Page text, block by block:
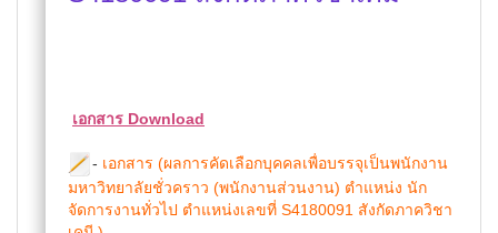
เอกสาร Download
- เอกสาร (ผลการคัดเลือกบุคคลเพื่อบรรจุเป็นพนักงาน
มหาวิทยาลัยชั่วคราว (พนักงานส่วนงาน) ตำแหน่ง นัก
จัดการงานทั่วไป ตำแหน่งเลขที่ S4180091 สังกัดภาควิชา